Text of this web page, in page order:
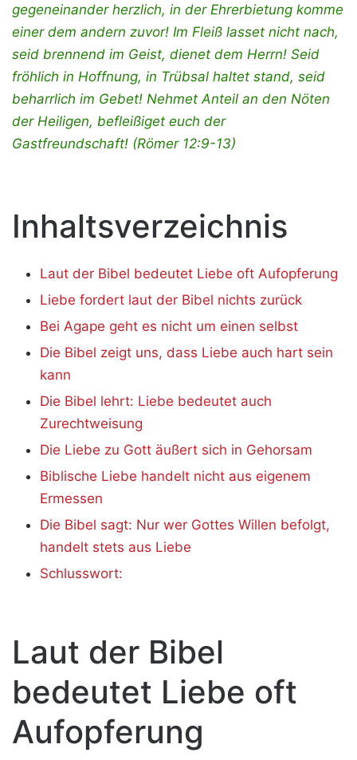
gegeneinander herzlich, in der Ehrerbietung komme
einer dem andern zuvor! Im Fleiß lasset nicht nach,
seid brennend im Geist, dienet dem Herrn! Seid
fröhlich in Hoffnung, in Trübsal haltet stand, seid
beharrlich im Gebet! Nehmet Anteil an den Nöten
der Heiligen, befleißiget euch der
Gastfreundschaft! (Römer 12:9-13)
Inhaltsverzeichnis
Laut der Bibel bedeutet Liebe oft Aufopferung
Liebe fordert laut der Bibel nichts zurück
Bei Agape geht es nicht um einen selbst
Die Bibel zeigt uns, dass Liebe auch hart sein
kann
Die Bibel lehrt: Liebe bedeutet auch
Zurechtweisung
Die Liebe zu Gott äußert sich in Gehorsam
Biblische Liebe handelt nicht aus eigenem
Ermessen
Die Bibel sagt: Nur wer Gottes Willen befolgt,
handelt stets aus Liebe
Schlusswort:
Laut der Bibel
bedeutet Liebe oft
Aufopferung